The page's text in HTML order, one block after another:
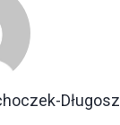
Długosz